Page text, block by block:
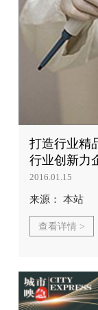
打造行业精
行业创新力
2016.01.15
来源： 本站
查看详情 >